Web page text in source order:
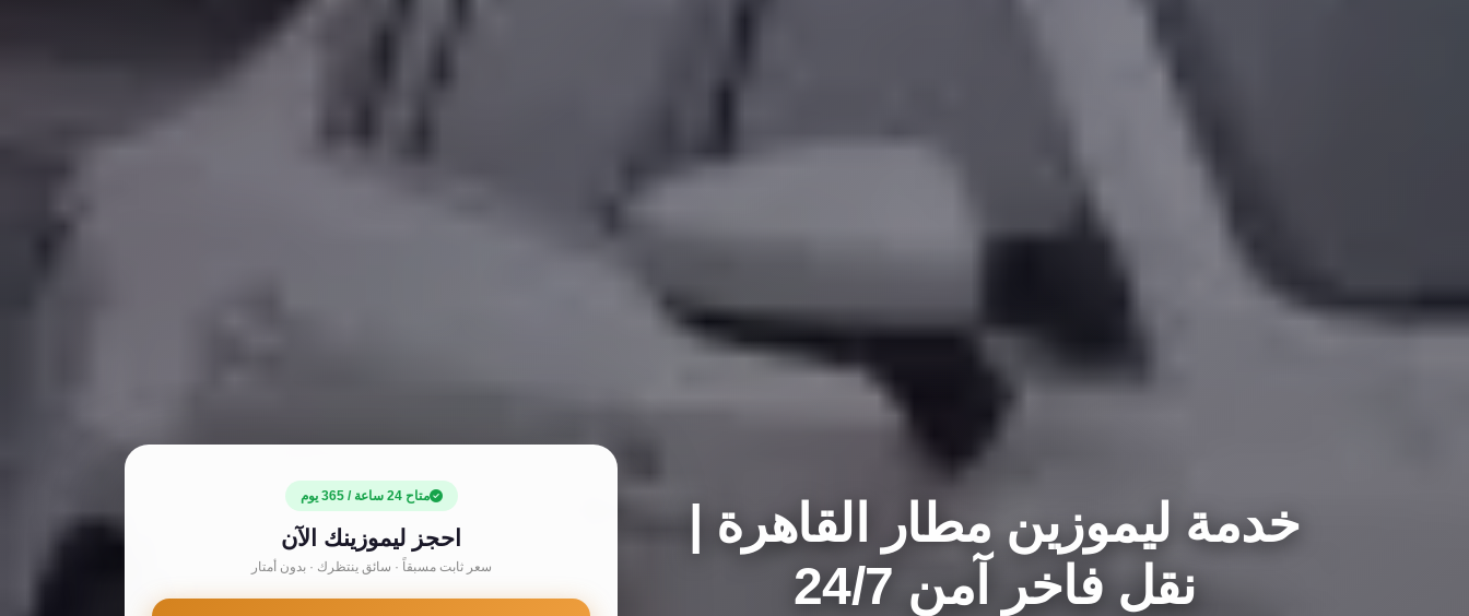
خدمة ليموزين مطار القاهرة |
نقل فاخر آمن 24/7
متاح 24 ساعة / 365 يوم
احجز ليموزينك الآن
سعر ثابت مسبقاً · سائق ينتظرك · بدون أمتار